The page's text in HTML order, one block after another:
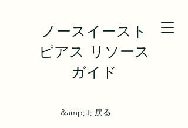
ノースイースト
ピアス リソース
ガイド
&amp;lt; 戻る